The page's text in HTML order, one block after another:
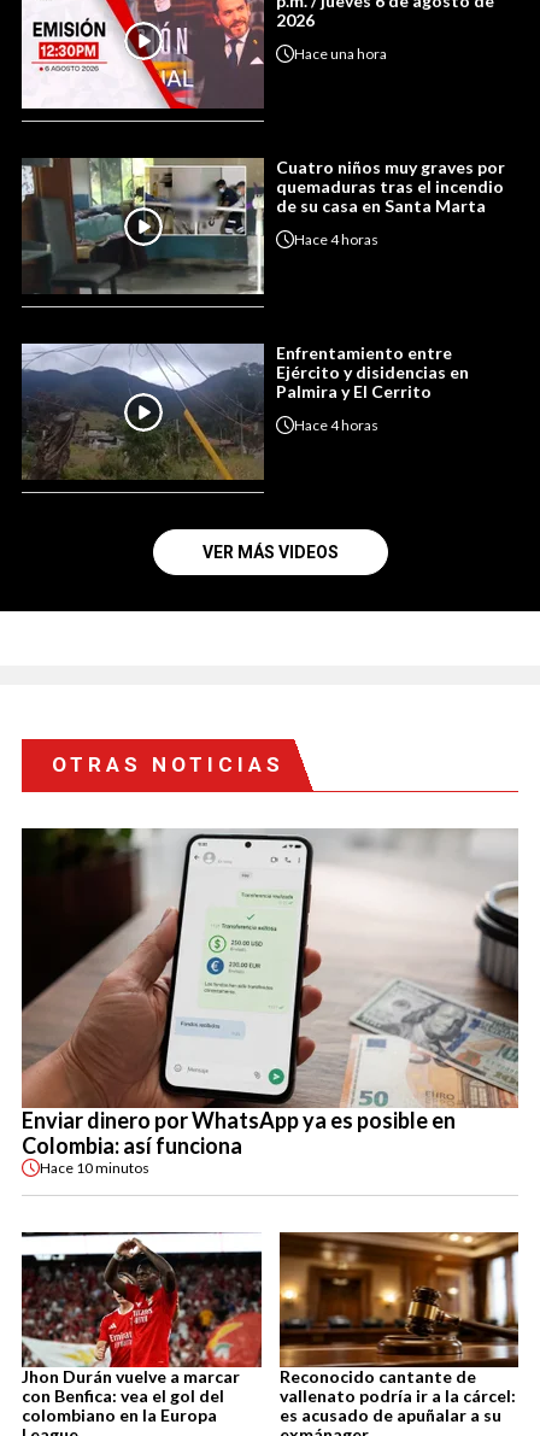
2026
Haceuna hora
Cuatro niños muy graves por
quemaduras tras el incendio
de su casa en Santa Marta
Hace4 horas
Enfrentamiento entre
Ejército y disidencias en
Palmira y El Cerrito
Hace4 horas
VER MÁS VIDEOS
OTRAS NOTICIAS
Enviar dinero por WhatsApp ya es posible en
Colombia: así funciona
Hace 10 minutos
Jhon Durán vuelve a marcar
con Benfica: vea el gol del
colombiano en la Europa
Reconocido cantante de
vallenato podría ir a la cárcel:
es acusado de apuñalar a su